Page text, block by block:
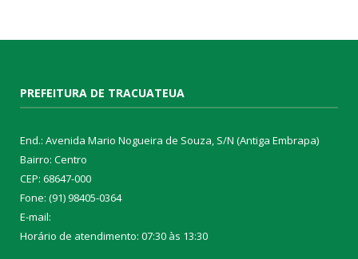
PREFEITURA DE TRACUATEUA
End.: Avenida Mario Nogueira de Souza, S/N (Antiga Embrapa)
Bairro: Centro
CEP: 68647-000
Fone: (91) 98405-0364
E-mail:
Horário de atendimento: 07:30 às 13:30